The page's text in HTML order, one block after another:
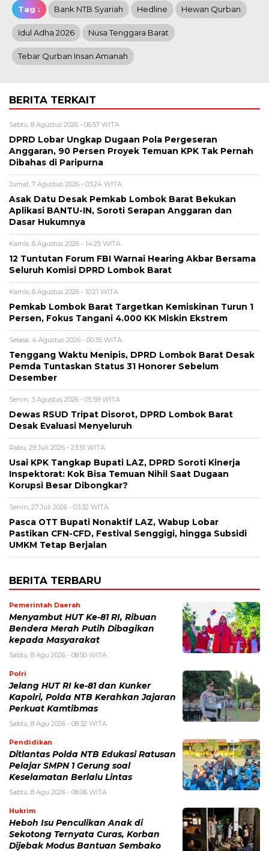
Tag : Bank NTB Syariah Hedline Hewan Qurban
Idul Adha 2026 Nusa Tenggara Barat
Tebar Qurban Insan Amanah
BERITA TERKAIT
Sabtu, 8 Agustus 2026 - 06:57 WITA
DPRD Lobar Ungkap Dugaan Pola Pergeseran
Anggaran, 90 Persen Proyek Temuan KPK Tak Pernah
Dibahas di Paripurna
Jumat, 7 Agustus 2026 - 03:24 WITA
Asak Datu Desak Pemkab Lombok Barat Bekukan
Aplikasi BANTU-IN, Soroti Serapan Anggaran dan
Dasar Hukumnya
Kamis, 6 Agustus 2026 - 14:25 WITA
12 Tuntutan Forum FBI Warnai Hearing Akbar Bersama
Seluruh Komisi DPRD Lombok Barat
Kamis, 6 Agustus 2026 - 10:21 WITA
Pemkab Lombok Barat Targetkan Kemiskinan Turun 1
Persen, Fokus Tangani 4.000 KK Miskin Ekstrem
Selasa, 4 Agustus 2026 - 00:35 WITA
Tenggang Waktu Menipis, DPRD Lombok Barat Desak
Pemda Tuntaskan Status 31 Honorer Sebelum
Desember
Senin, 3 Agustus 2026 - 05:59 WITA
Dewas RSUD Tripat Disorot, DPRD Lombok Barat
Desak Evaluasi Menyeluruh
Rabu, 29 Juli 2026 - 23:51 WITA
Usai KPK Tangkap Bupati LAZ, DPRD Soroti Kinerja
Inspektorat: Kok Bisa Temuan Nihil Saat Dugaan
Korupsi Besar Dibongkar?
Senin, 27 Juli 2026 - 03:32 WITA
Pasca OTT Bupati Nonaktif LAZ, Wabup Lobar
Pastikan CFN-CFD, Festival Senggigi, hingga Subsidi
UMKM Tetap Berjalan
BERITA TERBARU
Pemerintah Daerah
Menyambut HUT Ke-81 RI, Ribuan
Bendera Merah Putih Dibagikan
kepada Masyarakat
Sabtu, 8 Agu 2026 - 08:50 WITA
Polri
Jelang HUT RI ke-81 dan Kunker
Kapolri, Polda NTB Kerahkan Jajaran
Perkuat Kamtibmas
Sabtu, 8 Agu 2026 - 08:32 WITA
Pendidikan
Ditlantas Polda NTB Edukasi Ratusan
Pelajar SMPN 1 Gerung soal
Keselamatan Berlalu Lintas
Sabtu, 8 Agu 2026 - 08:06 WITA
Hukrim
Heboh Isu Penculikan Anak di
Sekotong Ternyata Curas, Korban
Dijebak Modus Bantuan Sembako